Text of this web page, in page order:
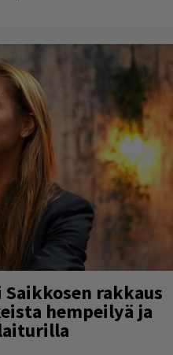
rakkaus
hempeilyä ja